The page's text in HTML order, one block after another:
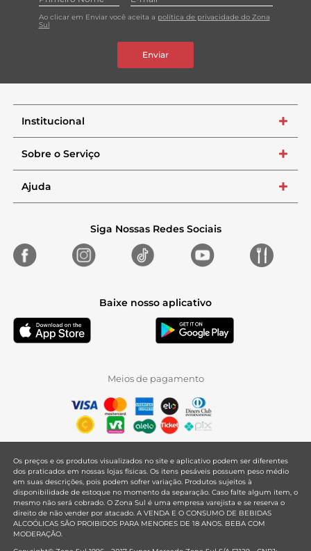
Ao clicar em Enviar você aceita a política de privacidade do Zona
Sul
Enviar
Institucional +
Sobre o Serviço +
Ajuda +
Siga Nossas Redes Sociais
Baixe nosso aplicativo
Meios de pagamento
Os preços e os produtos visualizados no site e aplicativo podem ser diferentes
dos praticados em nossas lojas físicas. Os itens pesáveis possuem peso médio
em suas descrições, pois podem sofrer variação. Produtos sujeitos à
disponibilidade de estoque no momento da separação. Caso falte algum item, o
mesmo não será cobrado. O Zona Sul é uma empresa varejista e se reserva o
direito de não vender por atacado. A VENDA E O CONSUMO DE BEBIDAS
ALCOÓLICAS SÃO PROIBIDOS PARA MENORES DE 18 ANOS. BEBA COM
MODERAÇÃO.